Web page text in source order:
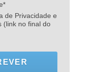
de Privacidade e
(link no final do